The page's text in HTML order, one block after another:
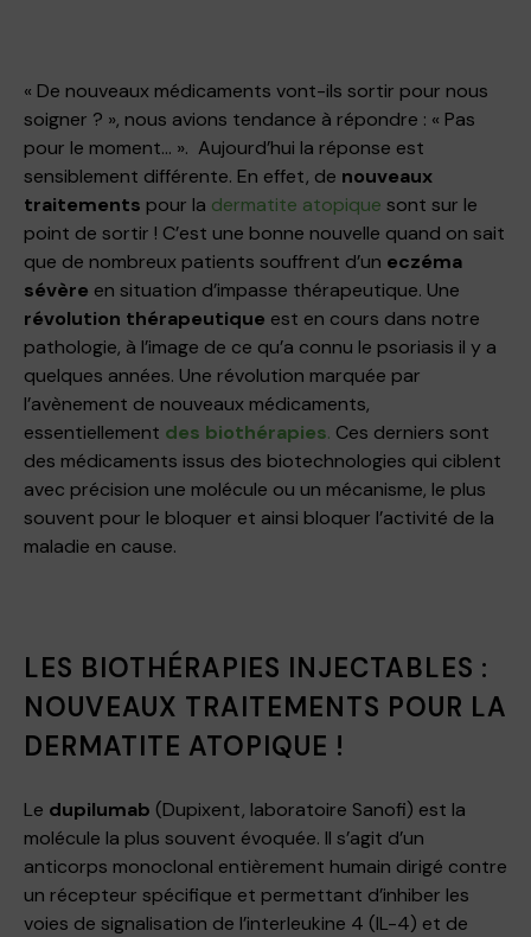
« De nouveaux médicaments vont-ils sortir pour nous
soigner ? », nous avions tendance à répondre : « Pas
pour le moment… ». Aujourd’hui la réponse est
sensiblement différente. En effet, de nouveaux
traitements pour la dermatite atopique sont sur le
point de sortir ! C’est une bonne nouvelle quand on sait
que de nombreux patients souffrent d’un eczéma
sévère en situation d’impasse thérapeutique. Une
révolution thérapeutique est en cours dans notre
pathologie, à l’image de ce qu’a connu le psoriasis il y a
quelques années. Une révolution marquée par
l’avènement de nouveaux médicaments,
essentiellement des biothérapies. Ces derniers sont
des médicaments issus des biotechnologies qui ciblent
avec précision une molécule ou un mécanisme, le plus
souvent pour le bloquer et ainsi bloquer l’activité de la
maladie en cause.
LES BIOTHÉRAPIES INJECTABLES :
NOUVEAUX TRAITEMENTS POUR LA
DERMATITE ATOPIQUE !
Le dupilumab (Dupixent, laboratoire Sanofi) est la
molécule la plus souvent évoquée. Il s’agit d’un
anticorps monoclonal entièrement humain dirigé contre
un récepteur spécifique et permettant d’inhiber les
voies de signalisation de l’interleukine 4 (IL-4) et de